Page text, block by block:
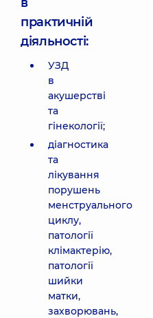
практичній
діяльності:
УЗД
в
акушерстві
та
гінекології;
діагностика
та
лікування
порушень
менструального
циклу,
патології
клімактерію,
патології
шийки
матки,
захворювань,